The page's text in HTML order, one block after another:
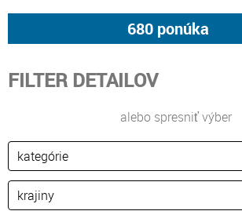
FILTER DETAILOV
alebo spresniť výber